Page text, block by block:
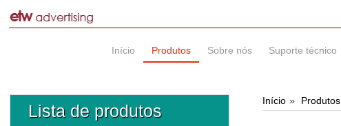
Início Produtos Sobre nós Suporte técnico
Início Produtos
Lista de produtos